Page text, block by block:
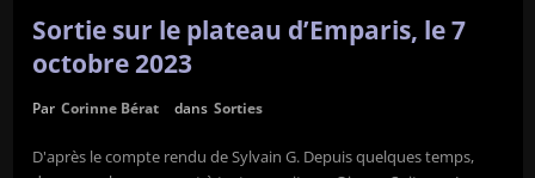
Sortie sur le plateau d’Emparis, le 7
octobre 2023
Par Corinne Bérat dans Sorties
D'après le compte rendu de Sylvain G. Depuis quelques temps,